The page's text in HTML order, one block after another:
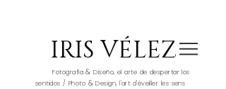
IRIS VÉLEZ
Fotografía& Diseño, el arte de despertar los
sentidos / Photo & Design, l'art d'éveiller les sens